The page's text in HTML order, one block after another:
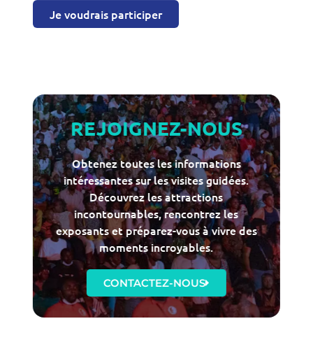
Je voudrais participer
REJOIGNEZ-NOUS
Obtenez toutes les informations
intéressantes sur les visites guidées.
Découvrez les attractions
incontournables, rencontrez les
exposants et préparez-vous à vivre des
moments incroyables.
CONTACTEZ-NOUS